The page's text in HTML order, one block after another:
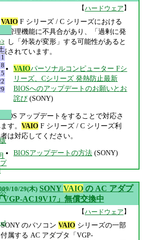
【ハードウェア】
VAIOF シリーズ / C シリーズにおける
度管理機能に不具合があり、「過剰に発
し「外装が変形」する可能性があると
されています。
VAIOパーソナルコンピューター Fシ
リーズ、Cシリーズ 発熱防止最新
BIOSへのアップデートのお願いとお
詫び (SONY)
BIOS アップデートをすることで対応さ
す。VAIO F シリーズ / C シリーズ利
は対応してください。
BIOSアップデートの方法 (SONY)
10/29(木) SONYVAIO の AC アダプ
VGP-AC19V17」無償交換中
【ハードウェア 】
SONY のパソコン VAIOシリーズの一部
属する AC アダプタ「VGP-
1
8